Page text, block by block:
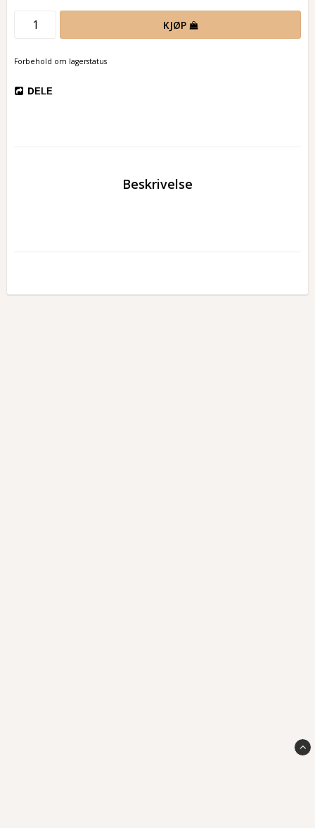
KJØP
Forbehold om lagerstatus
DELE
Beskrivelse